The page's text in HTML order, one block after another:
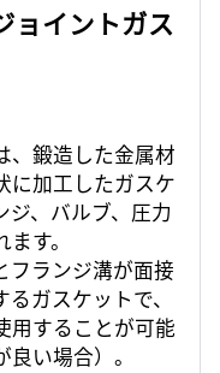
ョイントガス
、鍛造した金属材
に加工したガスケ
ジ、バルブ、圧力
す。
フランジ溝が面接
ガスケットで、
用することが可能
い場合）。